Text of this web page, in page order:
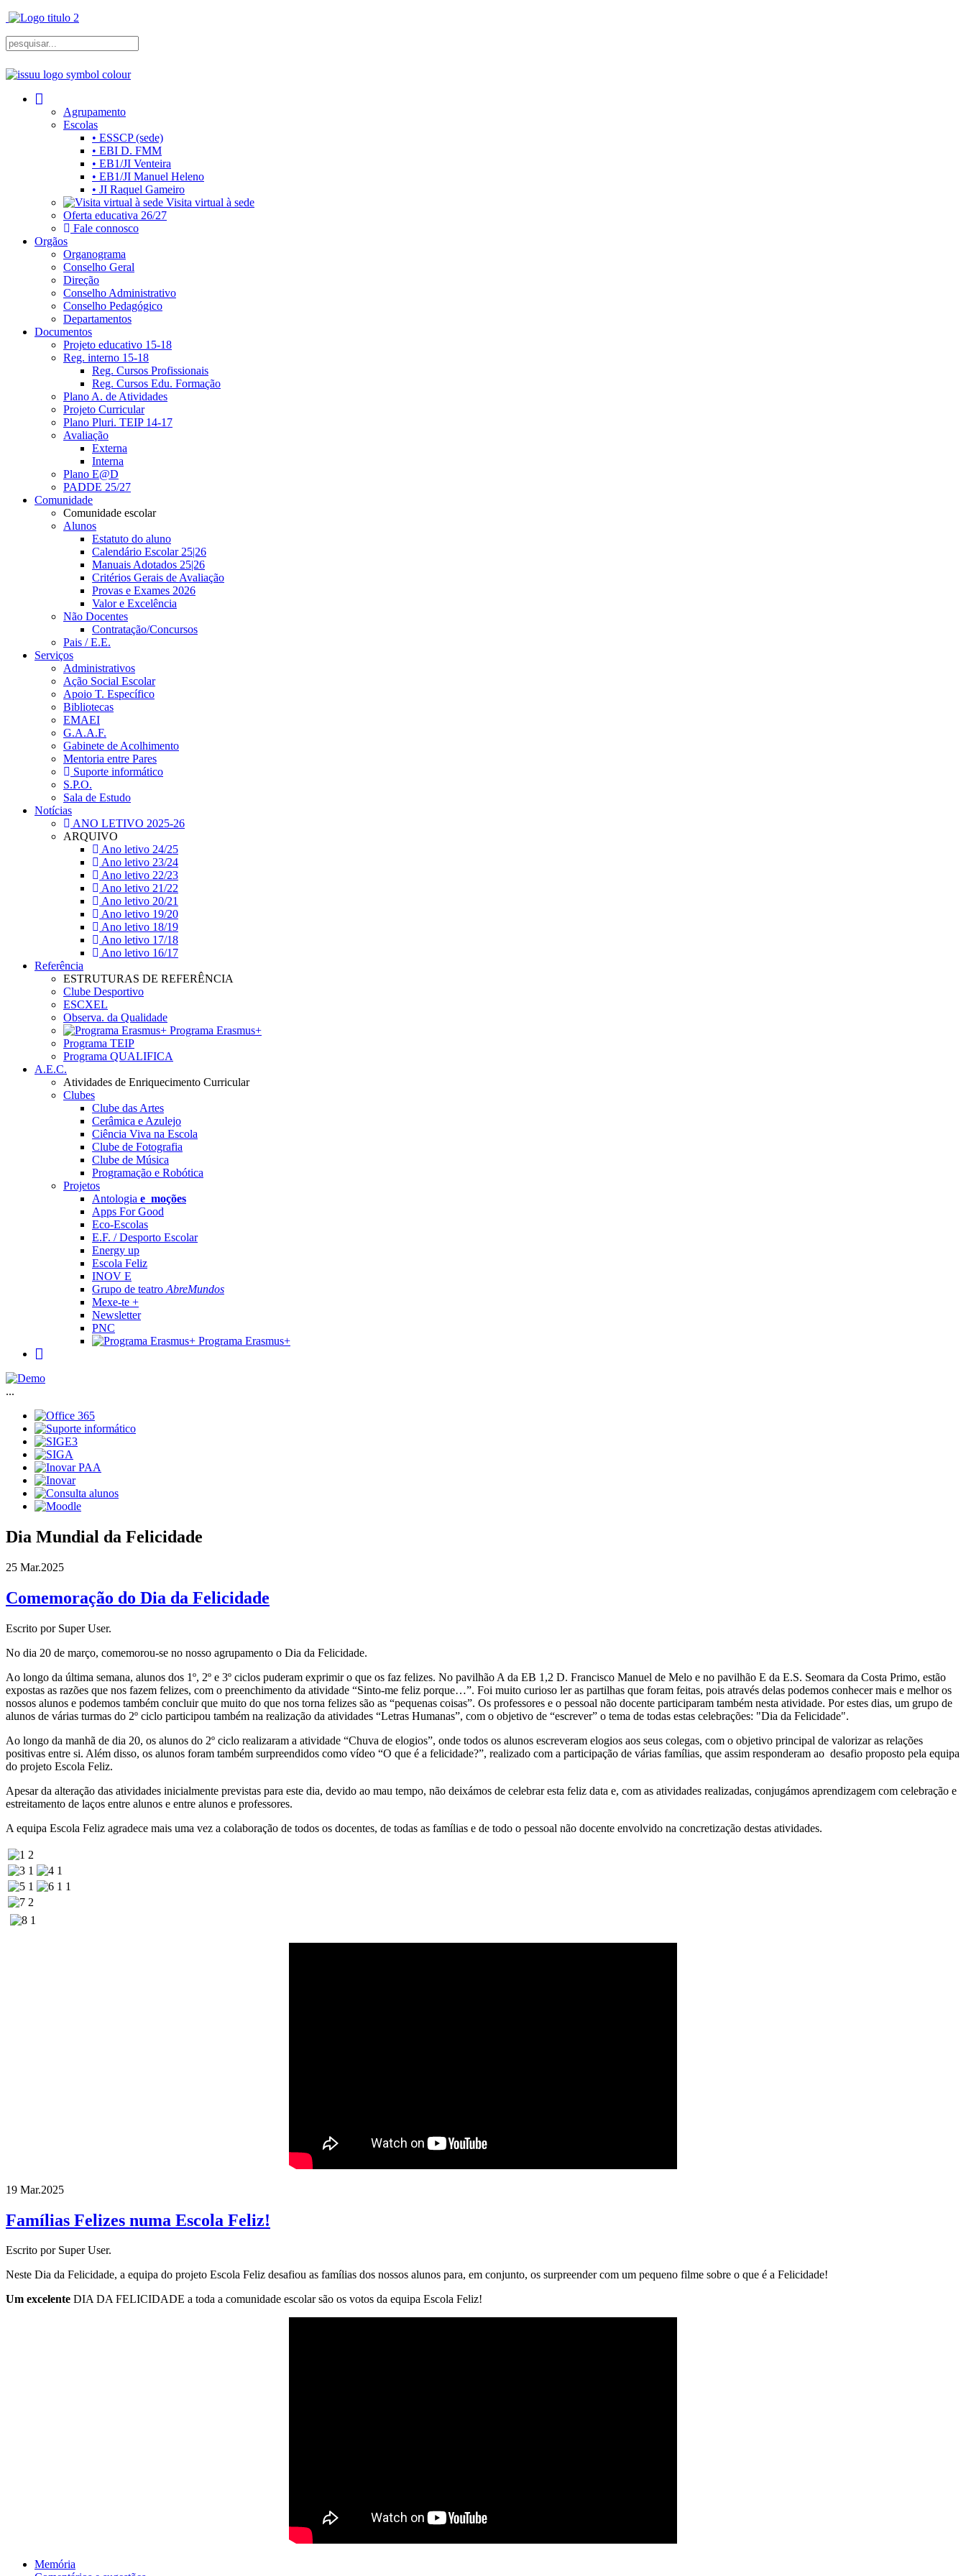
Agrupamento
Escolas
• ESSCP (sede)
• EBI D. FMM
• EB1/JI Venteira
• EB1/JI Manuel Heleno
• JI Raquel Gameiro
Visita virtual à sede
Oferta educativa 26/27
Fale connosco
Orgãos
Organograma
Conselho Geral
Direção
Conselho Administrativo
Conselho Pedagógico
Departamentos
Documentos
Projeto educativo 15-18
Reg. interno 15-18
Reg. Cursos Profissionais
Reg. Cursos Edu. Formação
Plano A. de Atividades
Projeto Curricular
Plano Pluri. TEIP 14-17
Avaliação
Externa
Interna
Plano E@D
PADDE 25/27
Comunidade
Comunidade escolar
Alunos
Estatuto do aluno
Calendário Escolar 25|26
Manuais Adotados 25|26
Critérios Gerais de Avaliação
Provas e Exames 2026
Valor e Excelência
Não Docentes
Contratação/Concursos
Pais / E.E.
Serviços
Administrativos
Ação Social Escolar
Apoio T. Específico
Bibliotecas
EMAEI
G.A.A.F.
Gabinete de Acolhimento
Mentoria entre Pares
Suporte informático
S.P.O.
Sala de Estudo
Notícias
ANO LETIVO 2025-26
ARQUIVO
Ano letivo 24/25
Ano letivo 23/24
Ano letivo 22/23
Ano letivo 21/22
Ano letivo 20/21
Ano letivo 19/20
Ano letivo 18/19
Ano letivo 17/18
Ano letivo 16/17
Referência
ESTRUTURAS DE REFERÊNCIA
Clube Desportivo
ESCXEL
Observa. da Qualidade
Programa Erasmus+
Programa TEIP
Programa QUALIFICA
A.E.C.
Atividades de Enriquecimento Curricular
Clubes
Clube das Artes
Cerâmica e Azulejo
Ciência Viva na Escola
Clube de Fotografia
Clube de Música
Programação e Robótica
Projetos
Antologia e_moções
Apps For Good
Eco-Escolas
E.F. / Desporto Escolar
Energy up
Escola Feliz
INOV E
Grupo de teatro AbreMundos
Mexe-te +
Newsletter
PNC
Programa Erasmus+
...
Dia Mundial da Felicidade
25 Mar.2025
Comemoração do Dia da Felicidade
Escrito por Super User.
No dia 20 de março, comemorou-se no nosso agrupamento o Dia da Felicidade.
Ao longo da última semana, alunos dos 1º, 2º e 3º ciclos puderam exprimir o que os faz felizes. No pavilhão A da EB 1,2 D. Francisco Manuel de Melo e no pavilhão E da E.S. Seomara da Costa Primo, estão
expostas as razões que nos fazem felizes, com o preenchimento da atividade “Sinto-me feliz porque…”. Foi muito curioso ler as partilhas que foram feitas, pois através delas podemos conhecer mais e melhor os
nossos alunos e podemos também concluir que muito do que nos torna felizes são as “pequenas coisas”. Os professores e o pessoal não docente participaram também nesta atividade. Por estes dias, um grupo de
alunos de várias turmas do 2º ciclo participou também na realização da atividades “Letras Humanas”, com o objetivo de “escrever” o tema de todas estas celebrações: "Dia da Felicidade".
Ao longo da manhã de dia 20, os alunos do 2º ciclo realizaram a atividade “Chuva de elogios”, onde todos os alunos escreveram elogios aos seus colegas, com o objetivo principal de valorizar as relações
positivas entre si. Além disso, os alunos foram também surpreendidos como vídeo “O que é a felicidade?”, realizado com a participação de várias famílias, que assim responderam ao desafio proposto pela equipa
do projeto Escola Feliz.
Apesar da alteração das atividades inicialmente previstas para este dia, devido ao mau tempo, não deixámos de celebrar esta feliz data e, com as atividades realizadas, conjugámos aprendizagem com celebração e
estreitamento de laços entre alunos e entre alunos e professores.
A equipa Escola Feliz agradece mais uma vez a colaboração de todos os docentes, de todas as famílias e de todo o pessoal não docente envolvido na concretização destas atividades.
19 Mar.2025
Famílias Felizes numa Escola Feliz!
Escrito por Super User.
Neste Dia da Felicidade, a equipa do projeto Escola Feliz desafiou as famílias dos nossos alunos para, em conjunto, os surpreender com um pequeno filme sobre o que é a Felicidade!
Um excelente DIA DA FELICIDADE a toda a comunidade escolar são os votos da equipa Escola Feliz!
Memória